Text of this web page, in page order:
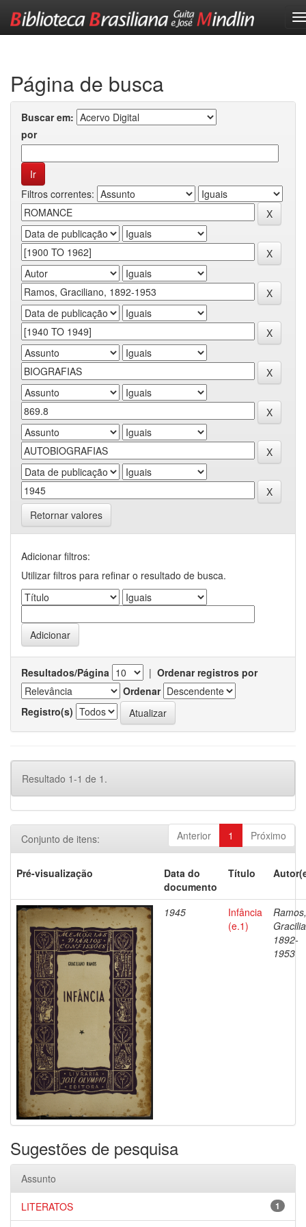
Página de busca
Buscar em:
por
Filtros correntes:
Retornar valores
Adicionar filtros:
Utilizar filtros para refinar o resultado de busca.
Resultados/Página | Ordenar registros por
Ordenar
Registro(s)
Resultado 1-1 de 1.
Anterior 1 Próximo
Conjunto de itens:
Pré-visualização
Data do
documento
Título
1945
Infância
(e.1)
Ramos,
1892-
1953
Sugestões de pesquisa
Assunto
1
LITERATOS